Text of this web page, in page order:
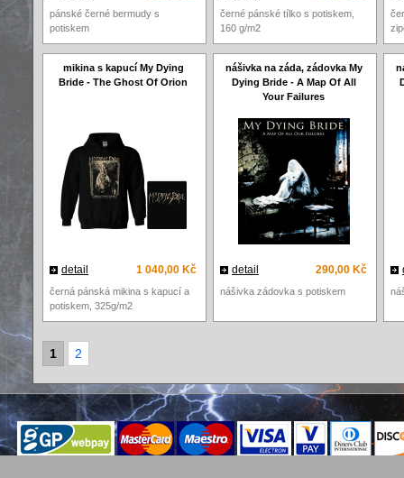
pánské černé bermudy s
potiskem
černé pánské tílko s potiskem,
160 g/m2
mikina s kapucí My Dying
Bride - The Ghost Of Orion
nášivka na záda, zádovka My
Dying Bride - A Map Of All
Your Failures
1 040,00 Kč
detail 290,00 Kč
detail
černá pánská mikina s kapucí a
potiskem, 325g/m2
nášivka zádovka s potiskem
1 2